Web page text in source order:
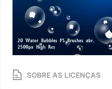
SOBRE AS LICENÇAS